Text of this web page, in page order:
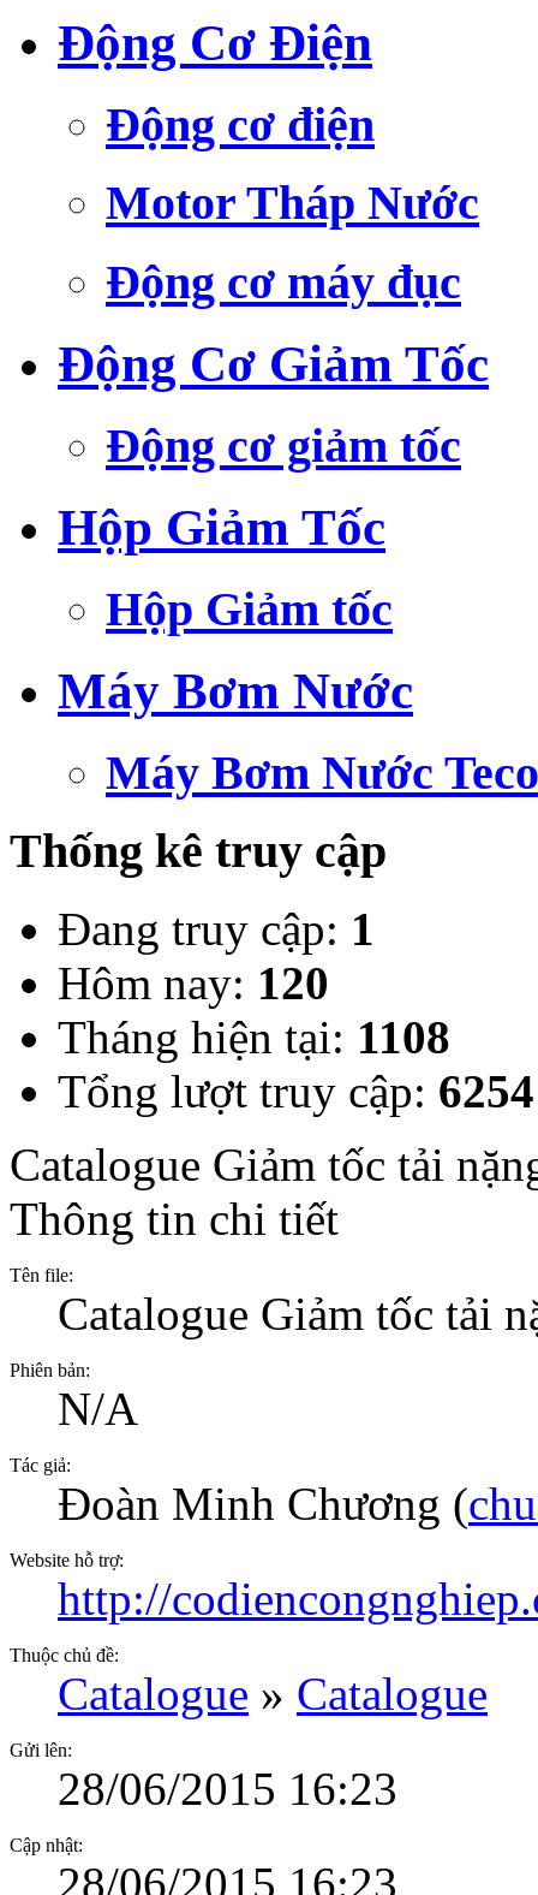
Động Cơ Điện
Động cơ điện
Motor Tháp Nước
Động cơ máy đục
Động Cơ Giảm Tốc
Động cơ giảm tốc
Hộp Giảm Tốc
Hộp Giảm tốc
Máy Bơm Nước
Máy Bơm Nước Teco
Thống kê truy cập
Đang truy cập: 1
Hôm nay: 120
Tháng hiện tại: 1108
Tổng lượt truy cập:
Catalogue Giảm tốc tải
Thông tin chi tiết
Tên file:
Catalogue Giảm tốc tải
Phiên bản:
N/A
Tác giả:
Đoàn Minh Chương (
Website hỗ trợ:
http://
Thuộc chủ đề:
Catalogue » Catalogue
Gửi lên:
28/06/2015 16:23
Cập nhật:
28/06/2015 16:23